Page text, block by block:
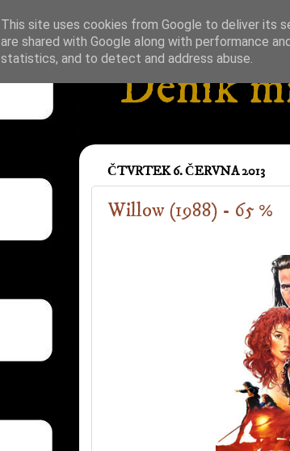
Deník
ČTVRTEK 6. ČERVNA 2013
Willow (1988) - 65 %
This site uses cookies from Google to deliver its
are shared with Google along with performance
statistics, and to detect and address abuse.